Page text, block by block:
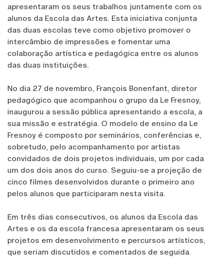
apresentaram os seus trabalhos juntamente com os
alunos da Escola das Artes. Esta iniciativa conjunta
das duas escolas teve como objetivo promover o
intercâmbio de impressões e fomentar uma
colaboração artística e pedagógica entre os alunos
das duas instituições.
No dia 27 de novembro, François Bonenfant, diretor
pedagógico que acompanhou o grupo da Le Fresnoy,
inaugurou a sessão pública apresentando a escola, a
sua missão e estratégia. O modelo de ensino da Le
Fresnoy é composto por seminários, conferências e,
sobretudo, pelo acompanhamento por artistas
convidados de dois projetos individuais, um por cada
um dos dois anos do curso. Seguiu-se a projeção de
cinco filmes desenvolvidos durante o primeiro ano
pelos alunos que participaram nesta visita.
Em três dias consecutivos, os alunos da Escola das
Artes e os da escola francesa apresentaram os seus
projetos em desenvolvimento e percursos artísticos,
que seriam discutidos e comentados de seguida.